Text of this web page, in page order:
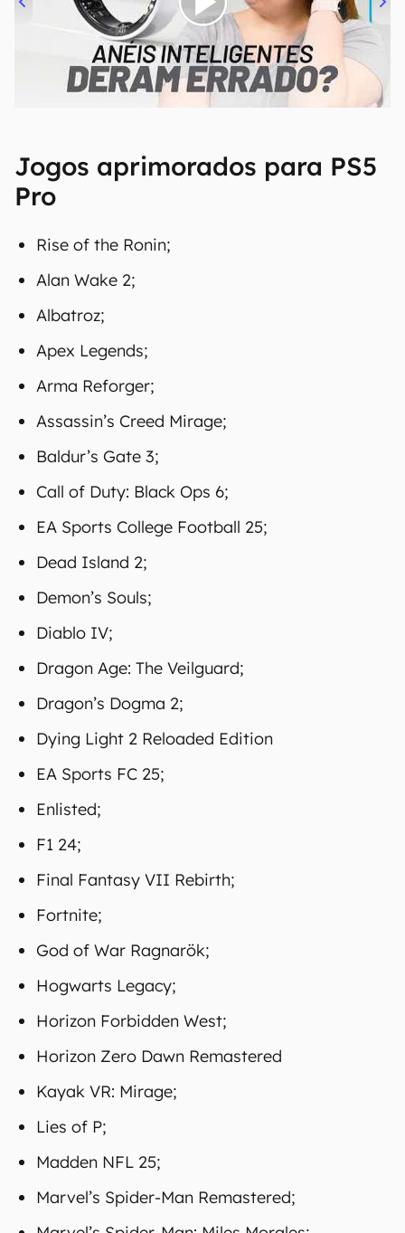
00:00/21:11
Jogos aprimorados para PS5
Pro
Rise of the Ronin;
Alan Wake 2;
Albatroz;
Apex Legends;
Arma Reforger;
Assassin’s Creed Mirage;
Baldur’s Gate 3;
Call of Duty: Black Ops 6;
EA Sports College Football 25;
Dead Island 2;
Demon’s Souls;
Diablo IV;
Dragon Age: The Veilguard;
Dragon’s Dogma 2;
Dying Light 2 Reloaded Edition
EA Sports FC 25;
Enlisted;
F1 24;
Final Fantasy VII Rebirth;
Fortnite;
God of War Ragnarök;
Hogwarts Legacy;
Horizon Forbidden West;
Horizon Zero Dawn Remastered
Kayak VR: Mirage;
Lies of P;
Madden NFL 25;
Marvel’s Spider-Man Remastered;